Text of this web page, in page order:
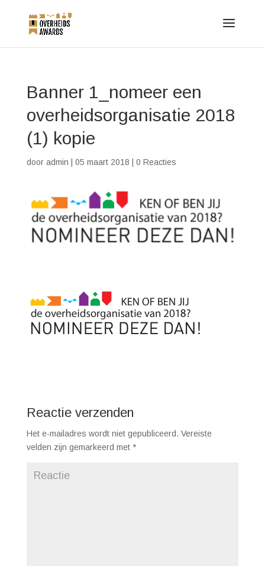
Banner 1_nomeer een
overheidsorganisatie 2018
(1) kopie
door admin 05 maart 2018 0 Reacties
Reactie verzenden
Het e-mailadres wordt niet gepubliceerd. Vereiste
velden zijn gemarkeerd met *